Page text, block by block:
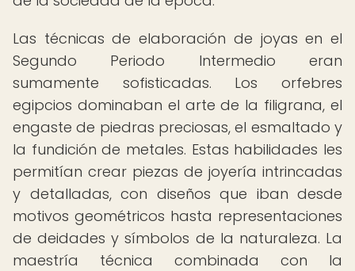
Las técnicas de elaboración de joyas en el
Segundo Periodo Intermedio eran
sumamente sofisticadas. Los orfebres
egipcios dominaban el arte de la filigrana, el
engaste de piedras preciosas, el esmaltado y
la fundición de metales. Estas habilidades les
permitían crear piezas de joyería intrincadas
y detalladas, con diseños que iban desde
motivos geométricos hasta representaciones
de deidades y símbolos de la naturaleza. La
maestría técnica combinada con la